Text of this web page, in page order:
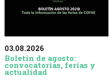
03.08.2026
Boletín de agosto:
convocatorias, ferias y
actualidad